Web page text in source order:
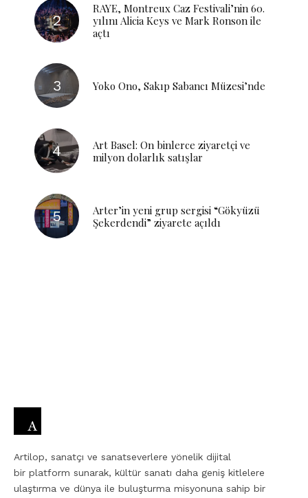
RAYE, Montreux Caz Festivali’nin 60.
yılını Alicia Keys ve Mark Ronson ile
açtı
Yoko Ono, Sakıp Sabancı Müzesi’nde
Art Basel: On binlerce ziyaretçi ve
milyon dolarlık satışlar
Arter’in yeni grup sergisi “Gökyüzü
Şekerdendi” ziyarete açıldı
Artilop, sanatçı ve sanatseverlere yönelik dijital
bir platform sunarak, kültür sanatı daha geniş kitlelere
ulaştırma ve dünya ile buluşturma misyonuna sahip bir